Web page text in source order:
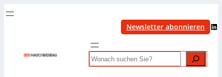
Newsletter abonnieren LinkedIn
Search